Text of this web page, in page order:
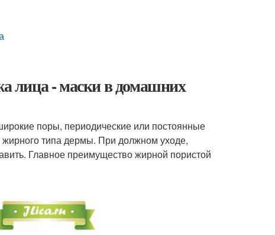
лица - маски в домашних
поры, периодические или постоянные
жирного типа дермы. При должном уходе,
Главное преимущество жирной пористой